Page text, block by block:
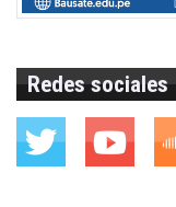
Redes sociales